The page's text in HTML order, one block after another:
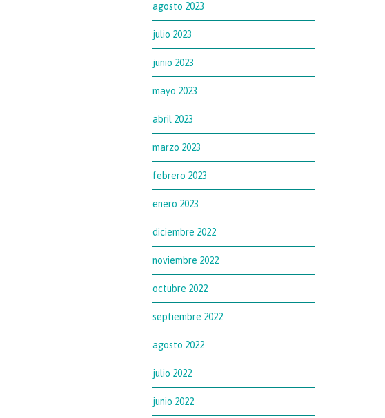
agosto 2023
julio 2023
junio 2023
mayo 2023
abril 2023
marzo 2023
febrero 2023
enero 2023
diciembre 2022
noviembre 2022
octubre 2022
septiembre 2022
agosto 2022
julio 2022
junio 2022